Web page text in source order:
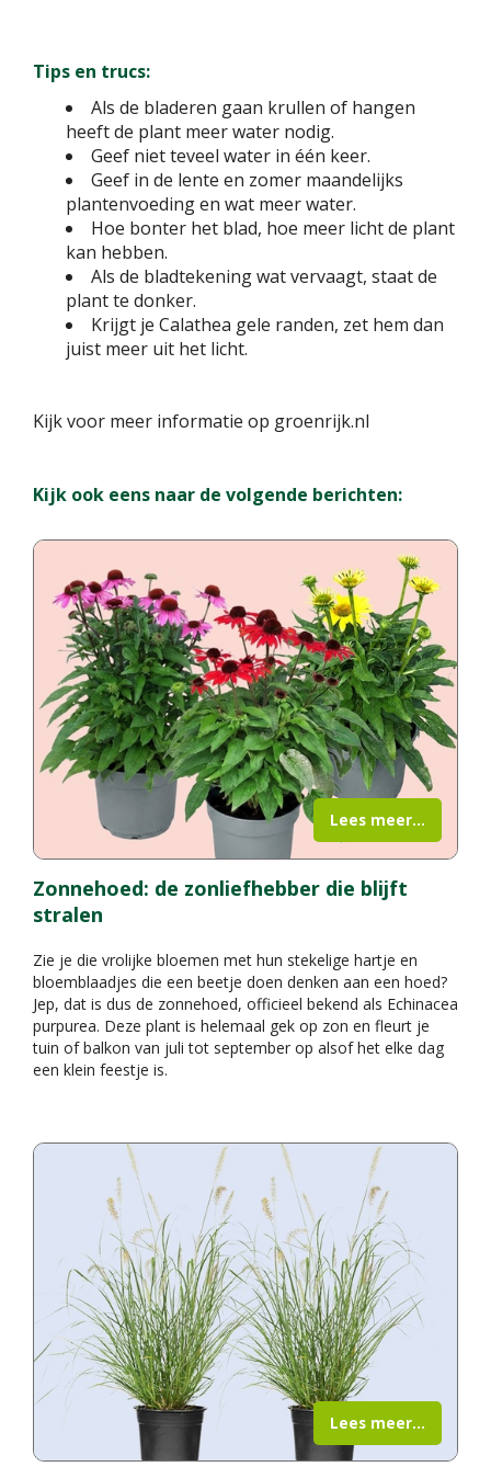
Tips en trucs:
Als de bladeren gaan krullen of hangen
heeft de plant meer water nodig.
Geef niet teveel water in één keer.
Geef in de lente en zomer maandelijks
plantenvoeding en wat meer water.
Hoe bonter het blad, hoe meer licht de plant
kan hebben.
Als de bladtekening wat vervaagt, staat de
plant te donker.
Krijgt je Calathea gele randen, zet hem dan
juist meer uit het licht.
Kijk voor meer informatie op groenrijk.nl
Kijk ook eens naar de volgende berichten:
Zonnehoed: de zonliefhebber die blijft
stralen
Zie je die vrolijke bloemen met hun stekelige hartje en
bloemblaadjes die een beetje doen denken aan een hoed?
Jep, dat is dus de zonnehoed, officieel bekend als Echinacea
purpurea. Deze plant is helemaal gek op zon en fleurt je
tuin of balkon van juli tot september op alsof het elke dag
een klein feestje is.
Lees meer...
Lees meer...